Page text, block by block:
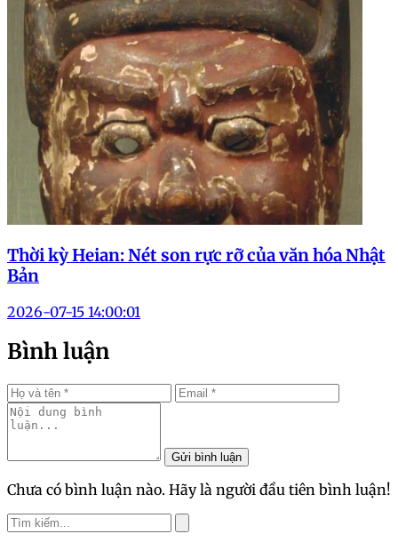
Thời kỳ Heian: Nét son rực rỡ của văn hóa Nhật
Bản
2026-07-15 14:00:01
Bình luận
Gửi bình luận
Chưa có bình luận nào. Hãy là người đầu tiên bình luận!